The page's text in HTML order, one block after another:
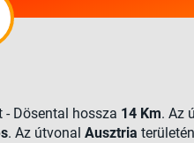
- Dösental hossza 14 Km. Az
. Az útvonal Ausztria